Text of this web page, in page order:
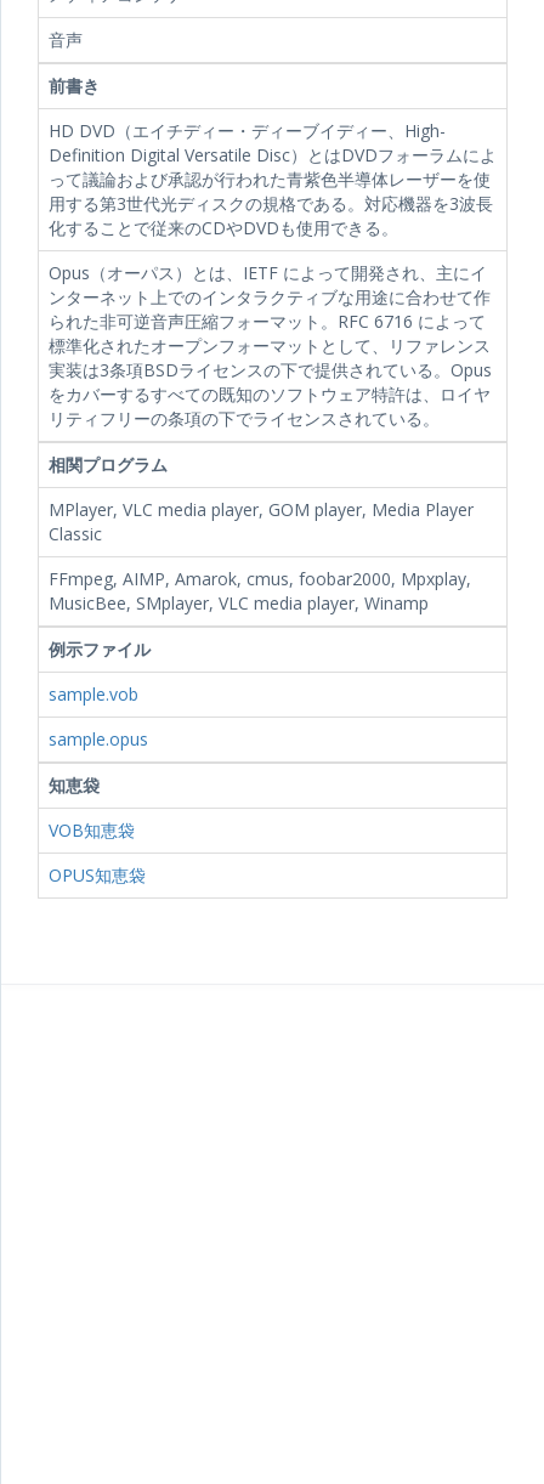
音声
前書き
HD DVD（エイチディー・ディーブイディー、High-
Definition Digital Versatile Disc）とはDVDフォーラムによ
って議論および承認が行われた青紫色半導体レーザーを使
用する第3世代光ディスクの規格である。対応機器を3波長
化することで従来のCDやDVDも使用できる。
Opus（オーパス）とは、IETF によって開発され、主にイ
ンターネット上でのインタラクティブな用途に合わせて作
られた非可逆音声圧縮フォーマット。RFC 6716 によって
標準化されたオープンフォーマットとして、リファレンス
実装は3条項BSDライセンスの下で提供されている。Opus
をカバーするすべての既知のソフトウェア特許は、ロイヤ
リティフリーの条項の下でライセンスされている。
相関プログラム
MPlayer, VLC media player, GOM player, Media Player
Classic
FFmpeg, AIMP, Amarok, cmus, foobar2000, Mpxplay,
MusicBee, SMplayer, VLC media player, Winamp
例示ファイル
sample.vob
sample.opus
知恵袋
VOB知恵袋
OPUS知恵袋